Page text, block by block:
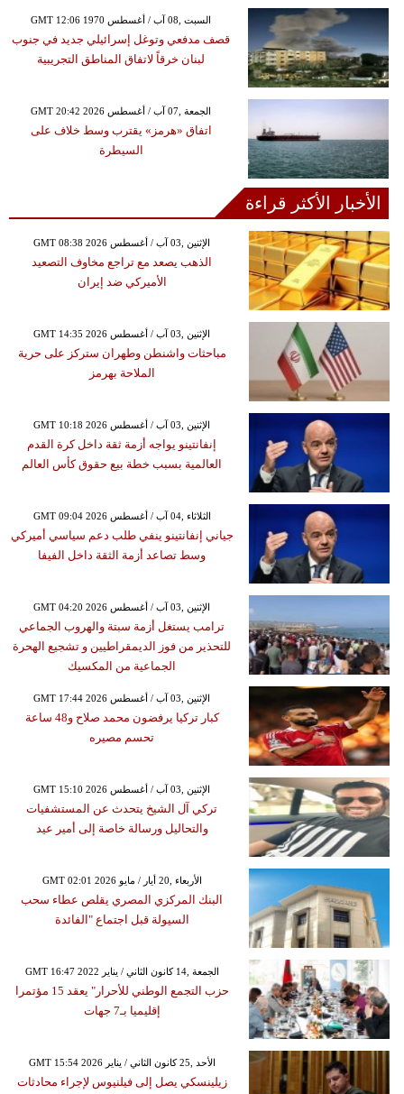
GMT 12:06 1970 السبت ,08 آب / أغسطس
قصف مدفعي وتوغل إسرائيلي جديد في جنوب
لبنان خرقاً لاتفاق المناطق التجريبية
GMT 20:42 2026 الجمعة ,07 آب / أغسطس
اتفاق «هرمز» يقترب وسط خلاف على
السيطرة
الأخبار الأكثر قراءة
GMT 08:38 2026 الإثنين ,03 آب / أغسطس
الذهب يصعد مع تراجع مخاوف التصعيد
الأميركي ضد إيران
GMT 14:35 2026 الإثنين ,03 آب / أغسطس
مباحثات واشنطن وطهران ستركز على حرية
الملاحة بهرمز
GMT 10:18 2026 الإثنين ,03 آب / أغسطس
إنفانتينو يواجه أزمة ثقة داخل كرة القدم
العالمية بسبب خطة بيع حقوق كأس العالم
GMT 09:04 2026 الثلاثاء ,04 آب / أغسطس
جياني إنفانتينو ينفي طلب دعم سياسي أميركي
وسط تصاعد أزمة الثقة داخل الفيفا
GMT 04:20 2026 الإثنين ,03 آب / أغسطس
ترامب يستغل أزمة سبتة والهروب الجماعي
للتحذير من فوز الديمقراطيين و تشجيع الهحرة
الجماعية من المكسيك
GMT 17:44 2026 الإثنين ,03 آب / أغسطس
كبار تركيا يرفضون محمد صلاح و48 ساعة
تحسم مصيره
GMT 15:10 2026 الإثنين ,03 آب / أغسطس
تركي آل الشيخ يتحدث عن المستشفيات
والتحاليل ورسالة خاصة إلى أمير عيد
GMT 02:01 2026 الأربعاء ,20 أيار / مايو
البنك المركزي المصري يقلص عطاء سحب
السيولة قبل اجتماع "الفائدة
GMT 16:47 2022 الجمعة ,14 كانون الثاني / يناير
حزب التجمع الوطني للأحرار" يعقد 15 مؤتمرا
إقليميا بـ7 جهات
GMT 15:54 2026 الأحد ,25 كانون الثاني / يناير
زيلينسكي يصل إلى فيلنيوس لإجراء محادثات